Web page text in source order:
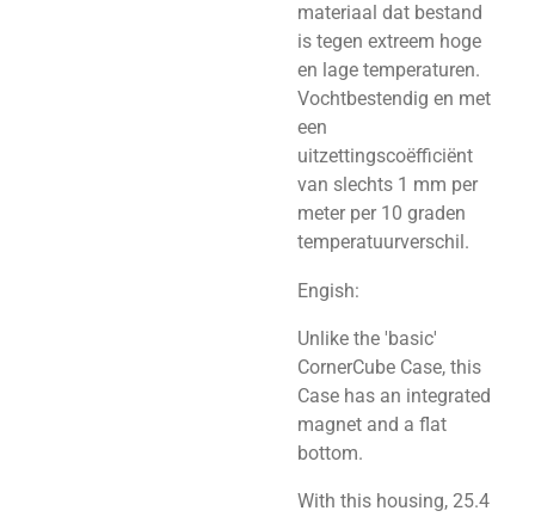
materiaal dat bestand
is tegen extreem hoge
en lage temperaturen.
Vochtbestendig en met
een
uitzettingscoëfficiënt
van slechts 1 mm per
meter per 10 graden
temperatuurverschil.
Engish:
Unlike the 'basic'
CornerCube Case, this
Case has an integrated
magnet and a flat
bottom.
With this housing, 25.4